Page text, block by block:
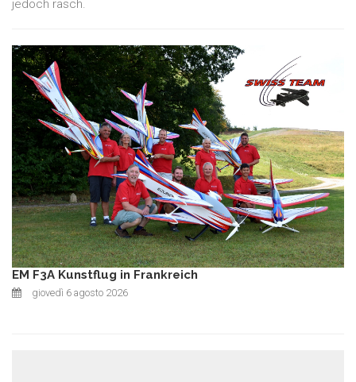
jedoch rasch.
EM F3A Kunstflug in Frankreich
giovedì 6 agosto 2026